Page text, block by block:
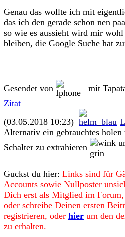
Genau das wollte ich mit
das ich den gerade schon nen
so wie es aussieht wird mir
bleiben, die Google Suche hat
Gesendet von
mit
Zitat
(03.05.2018 10:23)
Alternativ ein gebrauchtes holen
Schalter zu extrahieren
Guckst du hier: Links sind für
Accounts sowie Nullposter
Dich erst als Mitglied im
oder schreibe Deinen ersten
registrieren, oder hier um den
zu erhalten.